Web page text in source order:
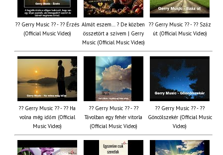
?? Gerry Music ?? - ?? Érzés
(Official Music Video)
Almát eszem… ? De közben
összetört a szívem | Gerry
Music (Official Music Video)
?? Gerry Music ?? - ?? Száz
út (Official Music Video)
?? Gerry Music ?? - ?? Ha
volna még időm (Official
Music Video)
?? Gerry Music ?? - ??
Távolban egy fehér vitorla
(Official Music Video)
?? Gerry Music ?? - ??
Göncölszekér (Official Music
Video)